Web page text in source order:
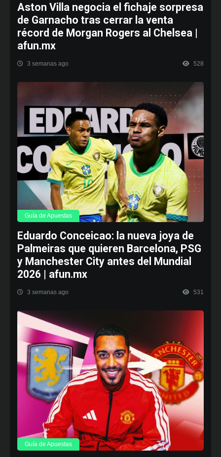
Aston Villa negocia el fichaje sorpresa
de Garnacho tras cerrar la venta
récord de Morgan Rogers al Chelsea |
afun.mx
3 semanas ago 528
Guía de Apuestas
Eduardo Conceicao: la nueva joya de
Palmeiras que quieren Barcelona, PSG
y Manchester City antes del Mundial
2026 | afun.mx
3 semanas ago 531
Guía de Apuestas